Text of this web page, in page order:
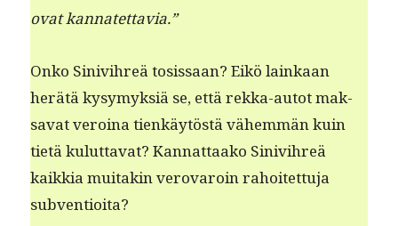
ovat kannatettavia.”
Onko Sinivihreä tosis­saan? Eikö lainkaan
herätä kysymyk­siä se, että rek­ka-autot mak­
sa­vat veroina tienkäytöstä vähem­män kuin
tietä kulut­ta­vat? Kan­nat­taako Sinivihreä
kaikkia muitakin verovaroin rahoitet­tu­ja
subventioita?